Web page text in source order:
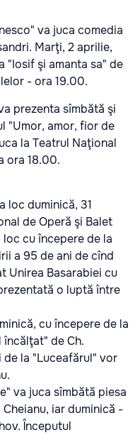
va juca comedia
Marţi, 2 aprilie,
"Iosif şi amanta sa" de
- ora 19.00.
prezenta sîmbătă şi
"Umor, amor, fior de
la Teatrul Naţional
ora 18.00.
loc duminică, 31
de Operă şi Balet
loc cu începere de la
a 95 de ani de cînd
Unirea Basarabiei cu
o luptă între
cu începere de la
de Ch.
de la "Luceafărul" vor
va juca sîmbătă piesa
iar duminică -
Începutul